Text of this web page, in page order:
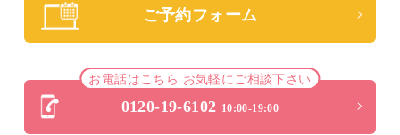
ご予約フォーム
お電話はこちら お気軽にご相談下さい
0120-19-6102 10:00-19:00